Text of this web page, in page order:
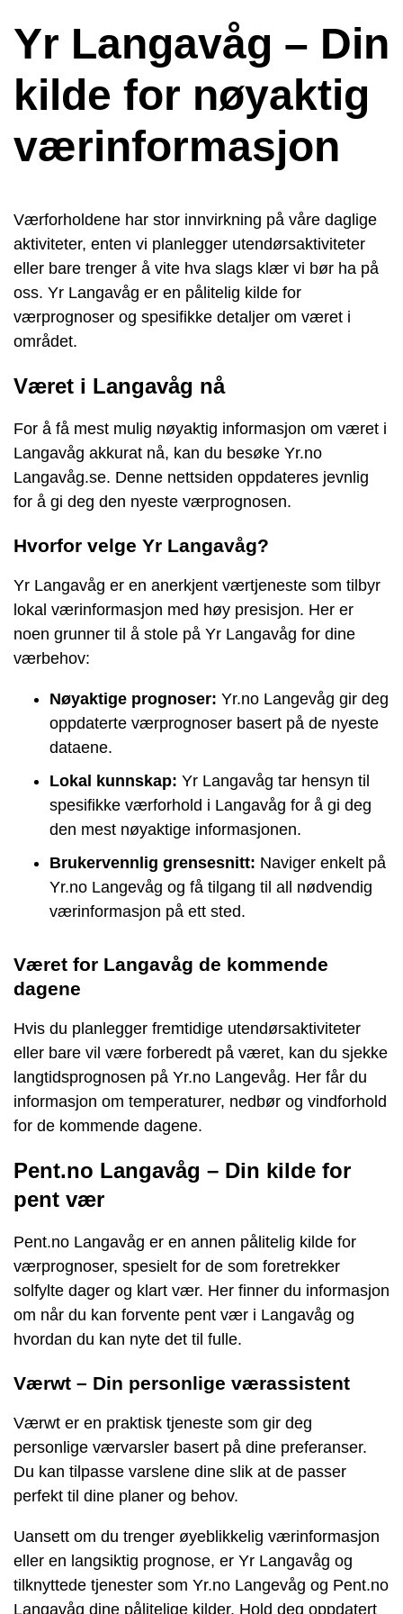
Yr Langavåg – Din
kilde for nøyaktig
værinformasjon
Værforholdene har stor innvirkning på våre daglige
aktiviteter, enten vi planlegger utendørsaktiviteter
eller bare trenger å vite hva slags klær vi bør ha på
oss. Yr Langavåg er en pålitelig kilde for
værprognoser og spesifikke detaljer om været i
området.
Været i Langavåg nå
For å få mest mulig nøyaktig informasjon om været i
Langavåg akkurat nå, kan du besøke Yr.no
Langavåg.se. Denne nettsiden oppdateres jevnlig
for å gi deg den nyeste værprognosen.
Hvorfor velge Yr Langavåg?
Yr Langavåg er en anerkjent værtjeneste som tilbyr
lokal værinformasjon med høy presisjon. Her er
noen grunner til å stole på Yr Langavåg for dine
værbehov:
Nøyaktige prognoser: Yr.no Langevåg gir deg
oppdaterte værprognoser basert på de nyeste
dataene.
Lokal kunnskap: Yr Langavåg tar hensyn til
spesifikke værforhold i Langavåg for å gi deg
den mest nøyaktige informasjonen.
Brukervennlig grensesnitt: Naviger enkelt på
Yr.no Langevåg og få tilgang til all nødvendig
værinformasjon på ett sted.
Været for Langavåg de kommende
dagene
Hvis du planlegger fremtidige utendørsaktiviteter
eller bare vil være forberedt på været, kan du sjekke
langtidsprognosen på Yr.no Langevåg. Her får du
informasjon om temperaturer, nedbør og vindforhold
for de kommende dagene.
Pent.no Langavåg – Din kilde for
pent vær
Pent.no Langavåg er en annen pålitelig kilde for
værprognoser, spesielt for de som foretrekker
solfylte dager og klart vær. Her finner du informasjon
om når du kan forvente pent vær i Langavåg og
hvordan du kan nyte det til fulle.
Værwt – Din personlige værassistent
Værwt er en praktisk tjeneste som gir deg
personlige værvarsler basert på dine preferanser.
Du kan tilpasse varslene dine slik at de passer
perfekt til dine planer og behov.
Uansett om du trenger øyeblikkelig værinformasjon
eller en langsiktig prognose, er Yr Langavåg og
tilknyttede tjenester som Yr.no Langevåg og Pent.no
Langavåg dine pålitelige kilder. Hold deg oppdatert